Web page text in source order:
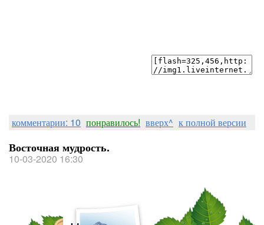
комментарии: 10 понравилось! вверх^ к полной версии
Восточная мудрость.
10-03-2020 16:30